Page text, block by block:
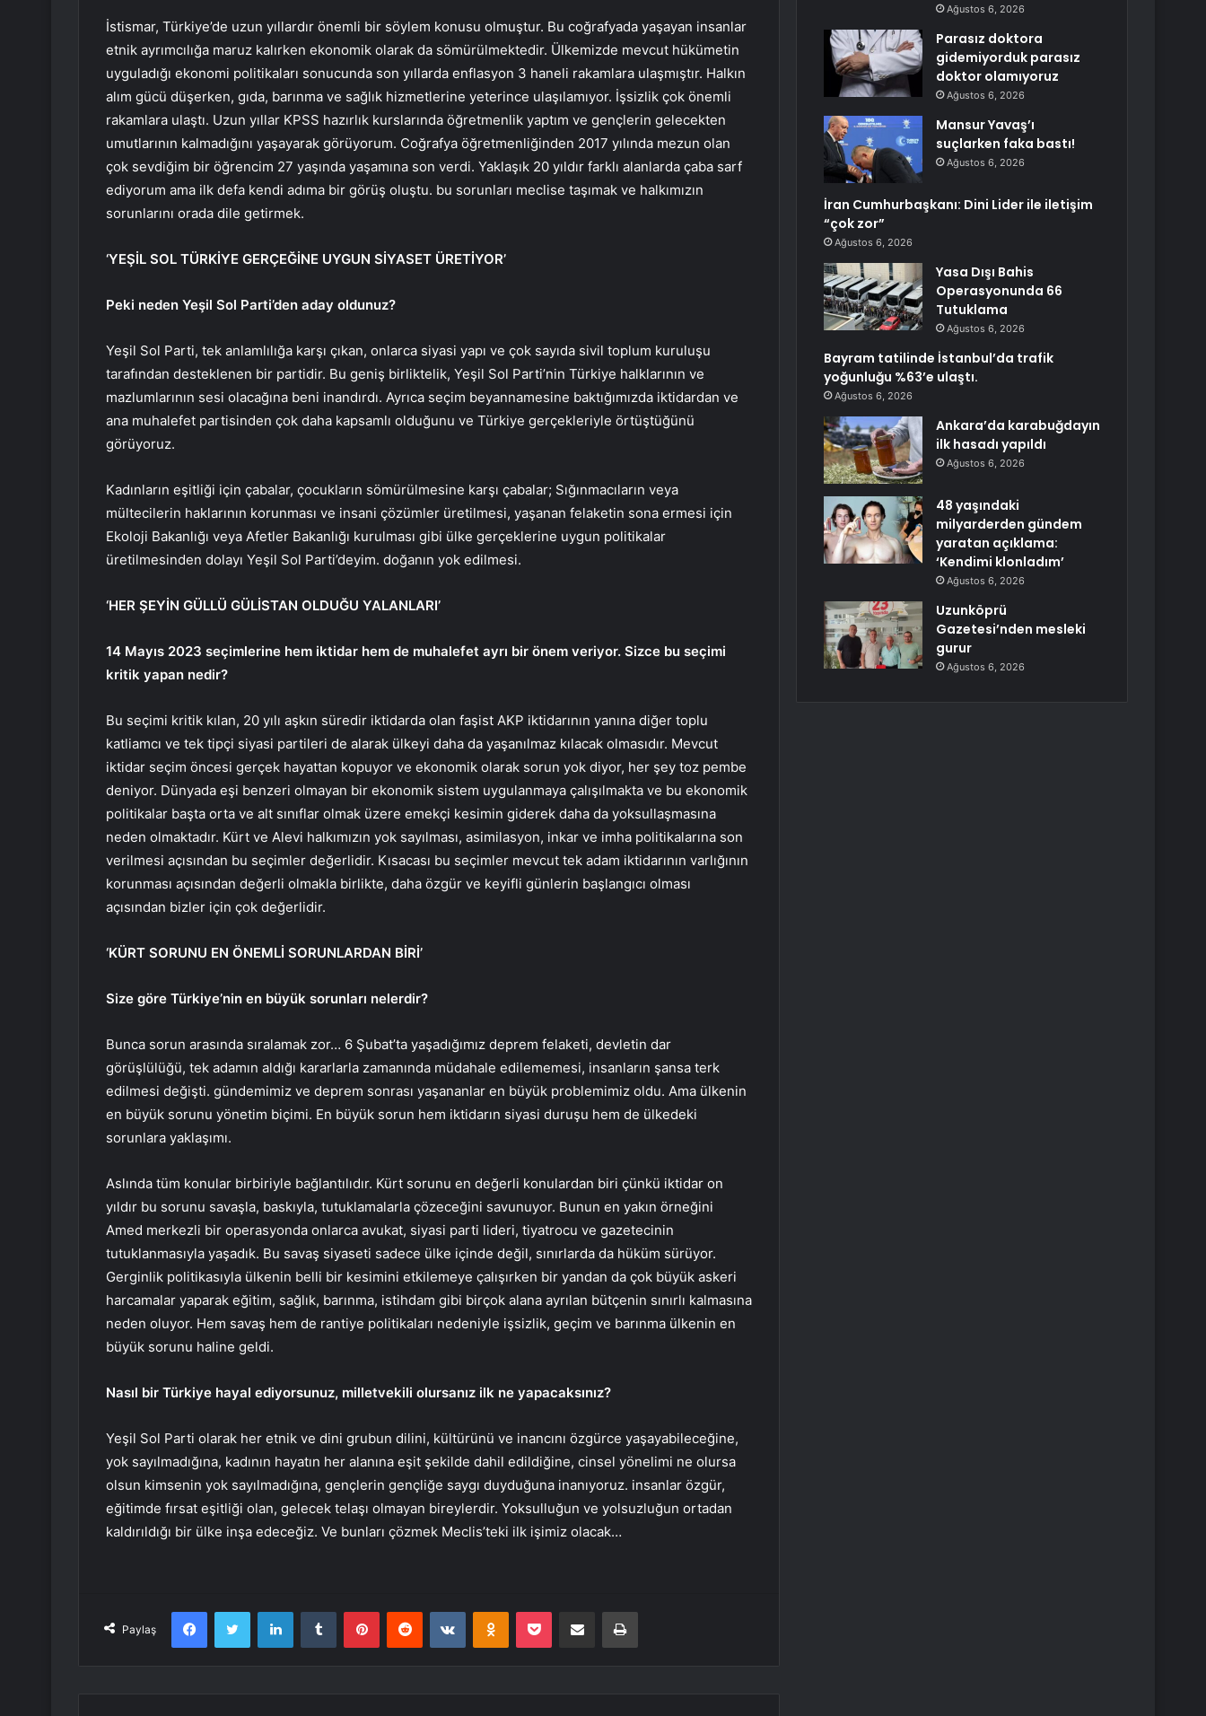
İstismar, Türkiye’de uzun yıllardır önemli bir söylem konusu olmuştur. Bu coğrafyada yaşayan insanlar
etnik ayrımcılığa maruz kalırken ekonomik olarak da sömürülmektedir. Ülkemizde mevcut hükümetin
uyguladığı ekonomi politikaları sonucunda son yıllarda enflasyon 3 haneli rakamlara ulaşmıştır. Halkın
alım gücü düşerken, gıda, barınma ve sağlık hizmetlerine yeterince ulaşılamıyor. İşsizlik çok önemli
rakamlara ulaştı. Uzun yıllar KPSS hazırlık kurslarında öğretmenlik yaptım ve gençlerin gelecekten
umutlarının kalmadığını yaşayarak görüyorum. Coğrafya öğretmenliğinden 2017 yılında mezun olan
çok sevdiğim bir öğrencim 27 yaşında yaşamına son verdi. Yaklaşık 20 yıldır farklı alanlarda çaba sarf
ediyorum ama ilk defa kendi adıma bir görüş oluştu. bu sorunları meclise taşımak ve halkımızın
sorunlarını orada dile getirmek.
‘YEŞİL SOL TÜRKİYE GERÇEĞİNE UYGUN SİYASET ÜRETİYOR’
Peki neden Yeşil Sol Parti’den aday oldunuz?
Yeşil Sol Parti, tek anlamlılığa karşı çıkan, onlarca siyasi yapı ve çok sayıda sivil toplum kuruluşu
tarafından desteklenen bir partidir. Bu geniş birliktelik, Yeşil Sol Parti’nin Türkiye halklarının ve
mazlumlarının sesi olacağına beni inandırdı. Ayrıca seçim beyannamesine baktığımızda iktidardan ve
ana muhalefet partisinden çok daha kapsamlı olduğunu ve Türkiye gerçekleriyle örtüştüğünü
görüyoruz.
Kadınların eşitliği için çabalar, çocukların sömürülmesine karşı çabalar; Sığınmacıların veya
mültecilerin haklarının korunması ve insani çözümler üretilmesi, yaşanan felaketin sona ermesi için
Ekoloji Bakanlığı veya Afetler Bakanlığı kurulması gibi ülke gerçeklerine uygun politikalar
üretilmesinden dolayı Yeşil Sol Parti’deyim. doğanın yok edilmesi.
‘HER ŞEYİN GÜLLÜ GÜLİSTAN OLDUĞU YALANLARI’
14 Mayıs 2023 seçimlerine hem iktidar hem de muhalefet ayrı bir önem veriyor. Sizce bu seçimi
kritik yapan nedir?
Bu seçimi kritik kılan, 20 yılı aşkın süredir iktidarda olan faşist AKP iktidarının yanına diğer toplu
katliamcı ve tek tipçi siyasi partileri de alarak ülkeyi daha da yaşanılmaz kılacak olmasıdır. Mevcut
iktidar seçim öncesi gerçek hayattan kopuyor ve ekonomik olarak sorun yok diyor, her şey toz pembe
deniyor. Dünyada eşi benzeri olmayan bir ekonomik sistem uygulanmaya çalışılmakta ve bu ekonomik
politikalar başta orta ve alt sınıflar olmak üzere emekçi kesimin giderek daha da yoksullaşmasına
neden olmaktadır. Kürt ve Alevi halkımızın yok sayılması, asimilasyon, inkar ve imha politikalarına son
verilmesi açısından bu seçimler değerlidir. Kısacası bu seçimler mevcut tek adam iktidarının varlığının
korunması açısından değerli olmakla birlikte, daha özgür ve keyifli günlerin başlangıcı olması
açısından bizler için çok değerlidir.
‘KÜRT SORUNU EN ÖNEMLİ SORUNLARDAN BİRİ’
Size göre Türkiye’nin en büyük sorunları nelerdir?
Bunca sorun arasında sıralamak zor… 6 Şubat’ta yaşadığımız deprem felaketi, devletin dar
görüşlülüğü, tek adamın aldığı kararlarla zamanında müdahale edilememesi, insanların şansa terk
edilmesi değişti. gündemimiz ve deprem sonrası yaşananlar en büyük problemimiz oldu. Ama ülkenin
en büyük sorunu yönetim biçimi. En büyük sorun hem iktidarın siyasi duruşu hem de ülkedeki
sorunlara yaklaşımı.
Aslında tüm konular birbiriyle bağlantılıdır. Kürt sorunu en değerli konulardan biri çünkü iktidar on
yıldır bu sorunu savaşla, baskıyla, tutuklamalarla çözeceğini savunuyor. Bunun en yakın örneğini
Amed merkezli bir operasyonda onlarca avukat, siyasi parti lideri, tiyatrocu ve gazetecinin
tutuklanmasıyla yaşadık. Bu savaş siyaseti sadece ülke içinde değil, sınırlarda da hüküm sürüyor.
Gerginlik politikasıyla ülkenin belli bir kesimini etkilemeye çalışırken bir yandan da çok büyük askeri
harcamalar yaparak eğitim, sağlık, barınma, istihdam gibi birçok alana ayrılan bütçenin sınırlı kalmasına
neden oluyor. Hem savaş hem de rantiye politikaları nedeniyle işsizlik, geçim ve barınma ülkenin en
büyük sorunu haline geldi.
Nasıl bir Türkiye hayal ediyorsunuz, milletvekili olursanız ilk ne yapacaksınız?
Yeşil Sol Parti olarak her etnik ve dini grubun dilini, kültürünü ve inancını özgürce yaşayabileceğine,
yok sayılmadığına, kadının hayatın her alanına eşit şekilde dahil edildiğine, cinsel yönelimi ne olursa
olsun kimsenin yok sayılmadığına, gençlerin gençliğe saygı duyduğuna inanıyoruz. insanlar özgür,
eğitimde fırsat eşitliği olan, gelecek telaşı olmayan bireylerdir. Yoksulluğun ve yolsuzluğun ortadan
kaldırıldığı bir ülke inşa edeceğiz. Ve bunları çözmek Meclis’teki ilk işimiz olacak…
Paylaş
FacebookTwitter LinkedInTumblr PinterestReddit VKontakteOdnoklassniki
Pocket E-Posta ile paylaş Yazdır
Ağustos 6, 2026
Parasız doktora
gidemiyorduk parasız
doktor olamıyoruz
Ağustos 6, 2026
Mansur Yavaş’ı
suçlarken faka bastı!
Ağustos 6, 2026
İran Cumhurbaşkanı: Dini Lider ile iletişim
“çok zor”
Ağustos 6, 2026
Yasa Dışı Bahis
Operasyonunda 66
Tutuklama
Ağustos 6, 2026
Bayram tatilinde İstanbul’da trafik
yoğunluğu %63’e ulaştı.
Ağustos 6, 2026
Ankara’da karabuğdayın
ilk hasadı yapıldı
Ağustos 6, 2026
48 yaşındaki
milyarderden gündem
yaratan açıklama:
‘Kendimi klonladım’
Ağustos 6, 2026
Uzunköprü
Gazetesi’nden mesleki
gurur
Ağustos 6, 2026